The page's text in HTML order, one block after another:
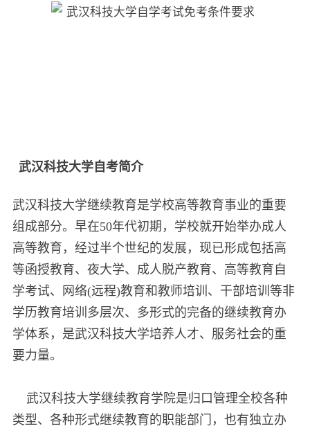
武汉科技大学自考简介
武汉科技大学继续教育是学校高等教育事业的重要
组成部分。早在50年代初期，学校就开始举办成人
高等教育，经过半个世纪的发展，现已形成包括高
等函授教育、夜大学、成人脱产教育、高等教育自
学考试、网络(远程)教育和教师培训、干部培训等非
学历教育培训多层次、多形式的完备的继续教育办
学体系，是武汉科技大学培养人才、服务社会的重
要力量。
武汉科技大学继续教育学院是归口管理全校各种
类型、各种形式继续教育的职能部门，也有独立办